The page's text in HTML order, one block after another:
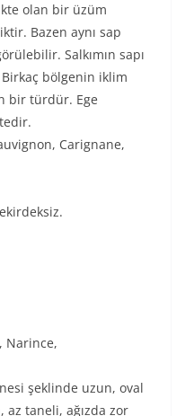
olan bir üzüm
Bazen aynı sap
Salkımın sapı
bölgenin iklim
bir türdür. Ege
Carignane,
Narince,
şeklinde uzun, oval
az taneli, ağızda zor